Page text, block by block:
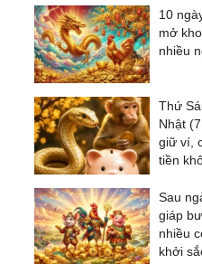
10
mở
nhiều
Thứ
Nhật
giữ ví,
tiền
Sau
giáp
nhiều
khởi